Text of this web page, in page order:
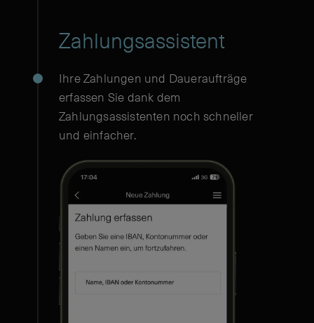
Zahlungsassistent
Ihre Zahlungen und Daueraufträge
erfassen Sie dank dem
Zahlungsassistenten noch schneller
und einfacher.